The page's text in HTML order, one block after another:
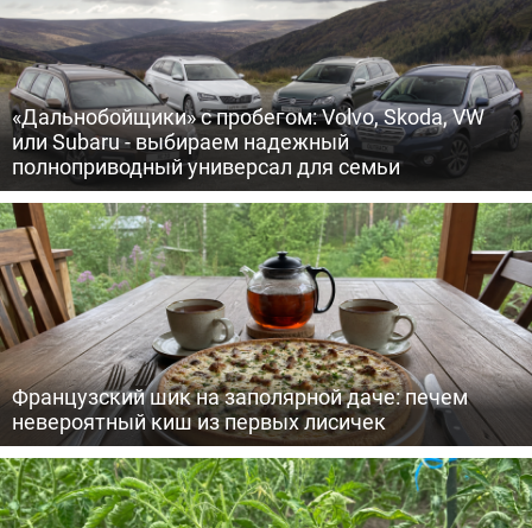
«Дальнобойщики» с пробегом: Volvo, Skoda, VW
или Subaru - выбираем надежный
полноприводный универсал для семьи
Французский шик на заполярной даче: печем
невероятный киш из первых лисичек